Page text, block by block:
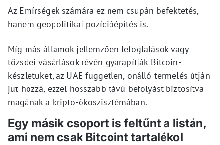
Az Emírségek számára ez nem csupán befektetés,
hanem geopolitikai pozícióépítés is.
Míg más államok jellemzően lefoglalások vagy
tőzsdei vásárlások révén gyarapítják Bitcoin-
készletüket, az UAE független, önálló termelés útján
jut hozzá, ezzel hosszabb távú befolyást biztosítva
magának a kripto-ökoszisztémában.
Egy másik csoport is feltűnt a listán,
ami nem csak Bitcoint tartalékol